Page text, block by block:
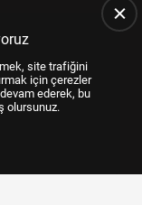
site trafiğini
için çerezler
ederek, bu
olursunuz.